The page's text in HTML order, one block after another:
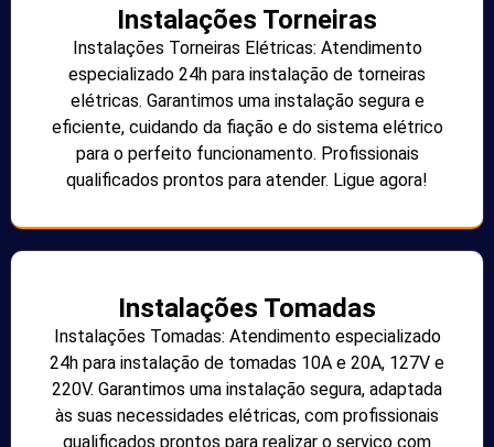
Instalações Torneiras
Instalações Torneiras Elétricas: Atendimento
especializado 24h para instalação de torneiras
elétricas. Garantimos uma instalação segura e
eficiente, cuidando da fiação e do sistema elétrico
para o perfeito funcionamento. Profissionais
qualificados prontos para atender. Ligue agora!
Instalações Tomadas
Instalações Tomadas: Atendimento especializado
24h para instalação de tomadas 10A e 20A, 127V e
220V. Garantimos uma instalação segura, adaptada
às suas necessidades elétricas, com profissionais
qualificados prontos para realizar o serviço com